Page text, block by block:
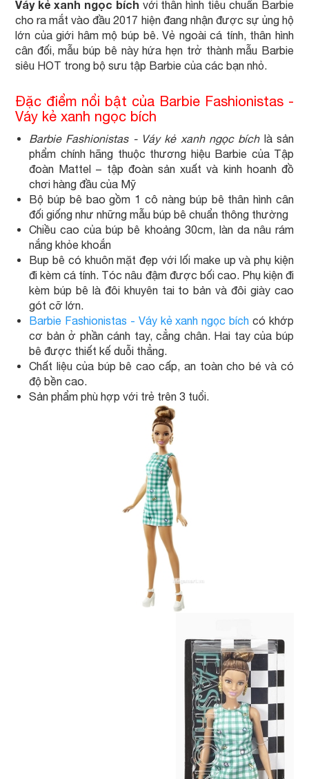
Váy kẻ xanh ngọc bích với thân hình tiêu chuẩn Barbie
cho ra mắt vào đầu 2017 hiện đang nhận được sự ủng hộ
lớn của giới hâm mộ búp bê. Vẻ ngoài cá tính, thân hình
cân đối, mẫu búp bê này hứa hẹn trở thành mẫu Barbie
siêu HOT trong bộ sưu tập Barbie của các bạn nhỏ.
Đặc điểm nổi bật của Barbie Fashionistas -
Váy kẻ xanh ngọc bích
Barbie Fashionistas - Váy kẻ xanh ngọc bíchlà sản
phẩm chính hãng thuộc thương hiệu Barbie của Tập
đoàn Mattel – tập đoàn sản xuất và kinh hoanh đồ
chơi hàng đầu của Mỹ
Bộ búp bê bao gồm 1 cô nàng búp bê thân hình cân
đối giống như những mẫu búp bê chuẩn thông thường
Chiều cao của búp bê khoảng 30cm, làn da nâu rám
nắng khỏe khoắn
Bup bê có khuôn mặt đẹp với lối make up và phụ kiện
đi kèm cá tính. Tóc nâu đậm được bối cao. Phụ kiện đi
kèm búp bê là đôi khuyên tai to bản và đôi giày cao
gót cỡ lớn.
Barbie Fashionistas - Váy kẻ xanh ngọc bích có khớp
cơ bản ở phần cánh tay, cẳng chân. Hai tay của búp
bê được thiết kế duỗi thẳng.
Chất liệu của búp bê cao cấp, an toàn cho bé và có
độ bền cao.
Sản phẩm phù hợp với trẻ trên 3 tuổi.